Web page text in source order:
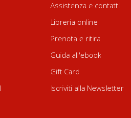
Assistenza e contatti
Libreria online
Prenota e ritira
Guida all'ebook
Gift Card
Iscriviti alla Newsletter